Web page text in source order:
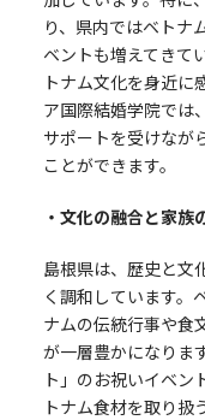
り、県内ではベトナ
ベントも増えてきて
トナム文化を身近に
ア国際結婚学院では
サポートを受けなが
ことができます。
・文化の融合と家族
島根県は、歴史と文
く調和しています。
ナムの伝統行事や食
が一層豊かになりま
ト」のお祝いイベン
トナム食材を取り扱